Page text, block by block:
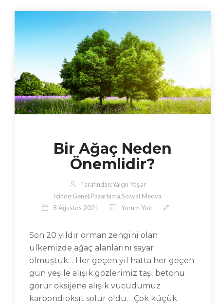
Bir Ağaç Neden
Önemlidir?
Tarafından:Yalçın Yaşar
İçinde:Genel,Pazarlama,Sosyal Medya
8 Ağustos 2021
Yorum Yok
Son 20 yıldır orman zengini olan
ülkemizde ağaç alanlarını sayar
olmuştuk… Her geçen yıl hatta her geçen
gün yeşile alışık gözlerimiz taşı betonu
görür oksijene alışık vücudumuz
karbondioksit solur oldu… Çok küçük